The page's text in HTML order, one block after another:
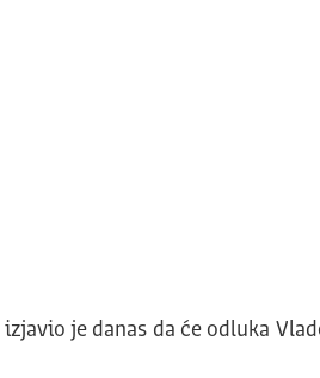
izjavio je danas da će odluka